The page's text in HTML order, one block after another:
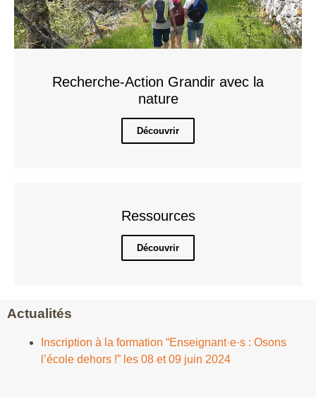
Recherche-Action Grandir avec la
nature
Découvrir
Ressources
Découvrir
Actualités
Inscription à la formation “Enseignant·e·s : Osons
l’école dehors !” les 08 et 09 juin 2024